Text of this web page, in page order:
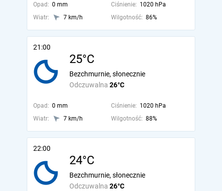
Opad: 0 mm Ciśnienie: 1020 hPa
Wiatr:
7 km/h Wilgotność: 86%
21:00
25°C
Odczuwalna 26°C
Bezchmurnie, słonecznie
Opad: 0 mm Ciśnienie: 1020 hPa
Wiatr:
7 km/h Wilgotność: 88%
22:00
24°C
Odczuwalna 26°C
Bezchmurnie, słonecznie